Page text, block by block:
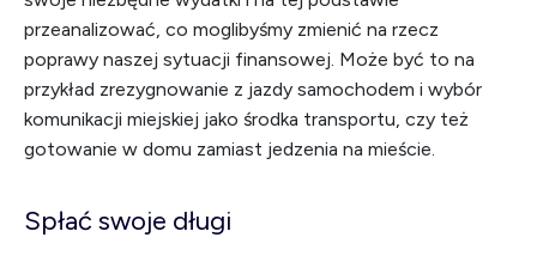
przeanalizować, co moglibyśmy zmienić na rzecz
poprawy naszej sytuacji finansowej. Może być to na
przykład zrezygnowanie z jazdy samochodem i wybór
komunikacji miejskiej jako środka transportu, czy też
gotowanie w domu zamiast jedzenia na mieście.
Spłać swoje długi